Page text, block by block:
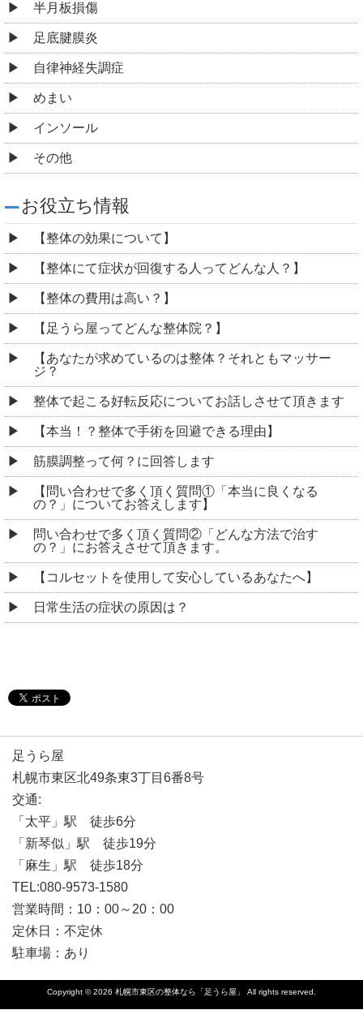
半月板損傷
足底腱膜炎
自律神経失調症
めまい
インソール
その他
お役立ち情報
【整体の効果について】
【整体にて症状が回復する人ってどんな人？】
【整体の費用は高い？】
【足うら屋ってどんな整体院？】
【あなたが求めているのは整体？それともマッサー
ジ？
整体で起こる好転反応についてお話しさせて頂きます
【本当！？整体で手術を回避できる理由】
筋膜調整って何？に回答します
【問い合わせで多く頂く質問①「本当に良くなる
の？」についてお答えします】
問い合わせで多く頂く質問②「どんな方法で治す
の？」にお答えさせて頂きます。
【コルセットを使用して安心しているあなたへ】
日常生活の症状の原因は？
足うら屋
札幌市東区北49条東3丁目6番8号
交通:
「太平」駅 徒歩6分
「新琴似」駅 徒歩19分
「麻生」駅 徒歩18分
TEL:080-9573-1580
営業時間：10：00～20：00
定休日：不定休
駐車場：あり
Copyright © 2026 札幌市東区の整体なら「足うら屋」 All rights reserved.